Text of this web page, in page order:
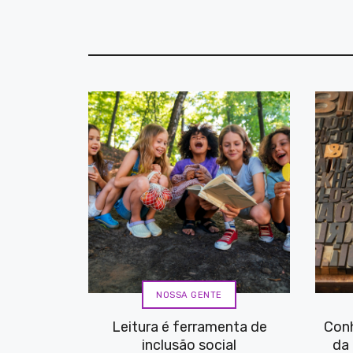
NOSSA GENTE
Leitura é ferramenta de
inclusão social
da